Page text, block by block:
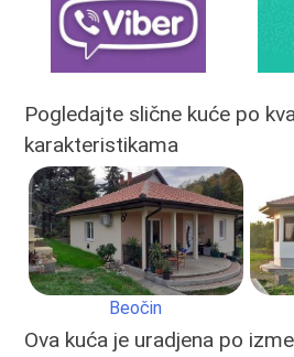
Pogledajte slične kuće po
karakteristikama
Beočin
Ova kuća je uradjena po